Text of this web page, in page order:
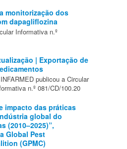
monitorização dos
dapagliflozina
Informativa n.º
| Exportação de
publicou a Circular
n.º 081/CD/100.20
impacto das práticas
global do
(2010–2025)”,
Global Pest
(GPMC)